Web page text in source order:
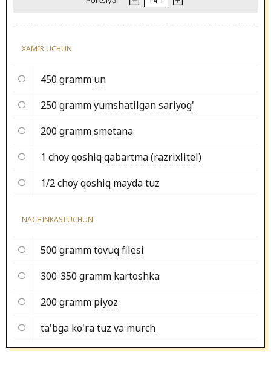
XAMIR UCHUN
450 gramm un
250 grammyumshatilgan sariyog'
200 grammsmetana
1 choy qoshiqqabartma (razrixlitel)
1/2 choy qoshiq mayda tuz
NACHINKASI UCHUN
500 grammtovuq filesi
300-350 gramm kartoshka
200 gramm piyoz
ta'bga ko'ra tuz va murch